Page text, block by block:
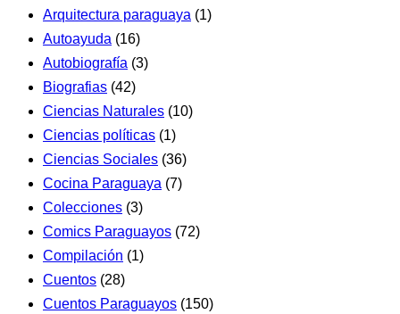
Arquitectura paraguaya (1)
Autoayuda (16)
Autobiografía (3)
Biografias (42)
Ciencias Naturales (10)
Ciencias políticas (1)
Ciencias Sociales (36)
Cocina Paraguaya (7)
Colecciones (3)
Comics Paraguayos (72)
Compilación (1)
Cuentos (28)
Cuentos Paraguayos (150)